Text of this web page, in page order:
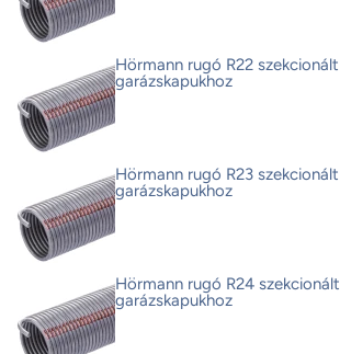
Hörmann rugó R22 szekcionált
garázskapukhoz
Hörmann rugó R23 szekcionált
garázskapukhoz
Hörmann rugó R24 szekcionált
garázskapukhoz